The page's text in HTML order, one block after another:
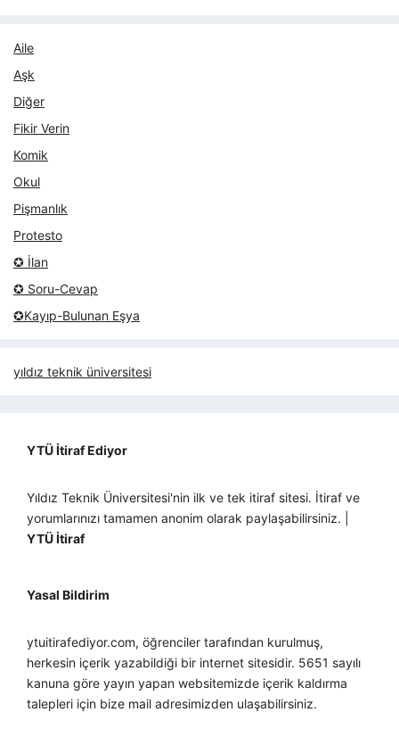
Aile
Aşk
Diğer
Fikir Verin
Komik
Okul
Pişmanlık
Protesto
✪ İlan
✪ Soru-Cevap
✪Kayıp-Bulunan Eşya
yıldız teknik üniversitesi
YTÜ İtiraf Ediyor
Yıldız Teknik Üniversitesi'nin ilk ve tek itiraf sitesi. İtiraf ve
yorumlarınızı tamamen anonim olarak paylaşabilirsiniz. |
YTÜ İtiraf
Yasal Bildirim
ytuitirafediyor.com, öğrenciler tarafından kurulmuş,
herkesin içerik yazabildiği bir internet sitesidir. 5651 sayılı
kanuna göre yayın yapan websitemizde içerik kaldırma
talepleri için bize mail adresimizden ulaşabilirsiniz.